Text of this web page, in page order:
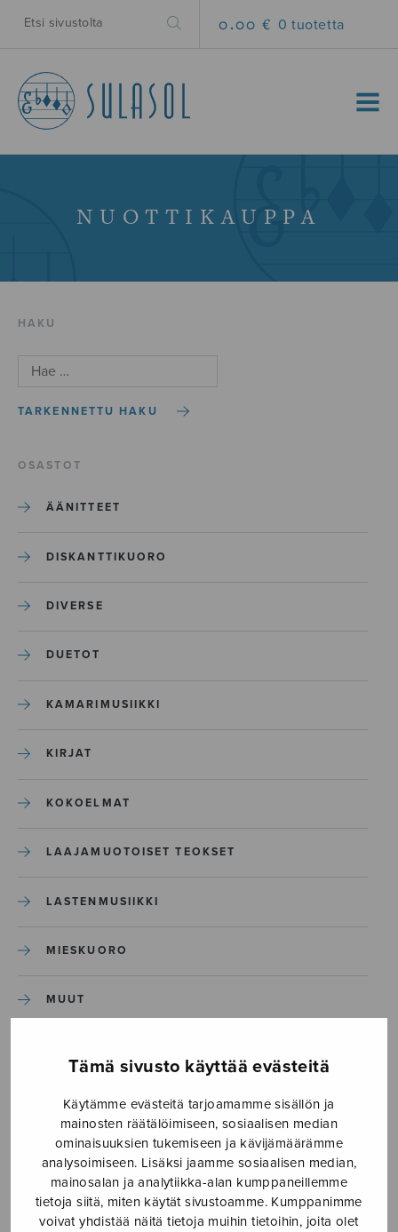
Tämä sivusto käyttää evästeitä
Käytämme evästeitä tarjoamamme sisällön ja
mainosten räätälöimiseen, sosiaalisen median
ominaisuuksien tukemiseen ja kävijämäärämme
analysoimiseen. Lisäksi jaamme sosiaalisen median,
mainosalan ja analytiikka-alan kumppaneillemme
tietoja siitä, miten käytät sivustoamme. Kumppanimme
voivat yhdistää näitä tietoja muihin tietoihin, joita olet
0.00 € 0 tuotetta
MENU
NUOTTIKAUPPA
HAKU
TARKENNETTU HAKU
OSASTOT
ÄÄNITTEET
DISKANTTIKUORO
DIVERSE
DUETOT
KAMARIMUSIIKKI
KIRJAT
KOKOELMAT
LAAJAMUOTOISET TEOKSET
LASTENMUSIIKKI
MIESKUORO
MUUT
SEKAKUORO
SOITINKOULUT JA OPPAAT
SOITINMUSIIKKI